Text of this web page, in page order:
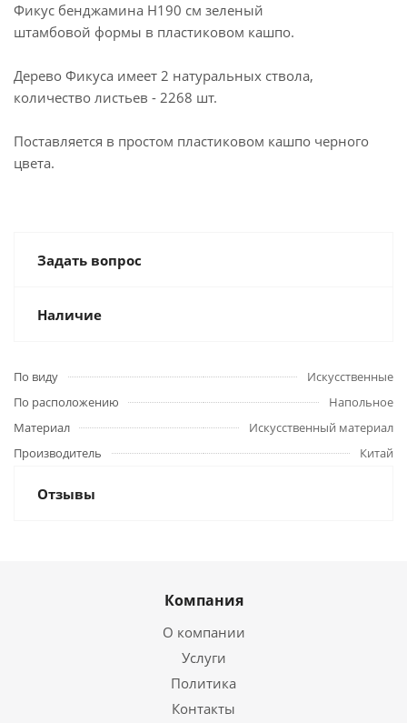
Фикус бенджамина H190 см зеленый
штамбовой формы в пластиковом кашпо.
Дерево Фикуса имеет 2 натуральных ствола,
количество листьев - 2268 шт.
Поставляется в простом пластиковом кашпо черного
цвета.
Задать вопрос
Наличие
По виду
Искусственные
По расположению
Напольное
Материал
Искусственный материал
Производитель
Китай
Отзывы
Компания
О компании
Услуги
Политика
Контакты